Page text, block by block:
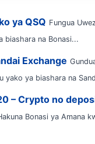
ya QSQ Fungua
biashara na Bonasi...
Exchange
yako ya biashara na
– Crypto no
Bonasi ya Amana